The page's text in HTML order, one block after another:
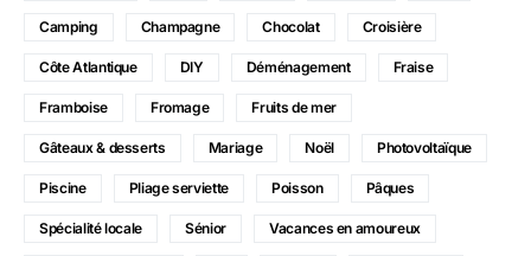
Camping Champagne Chocolat Croisière
Côte Atlantique DIY Déménagement Fraise
Framboise Fromage Fruits de mer
Gâteaux & desserts Mariage Noël Photovoltaïque
Piscine Pliage serviette Poisson Pâques
Spécialité locale Sénior Vacances en amoureux